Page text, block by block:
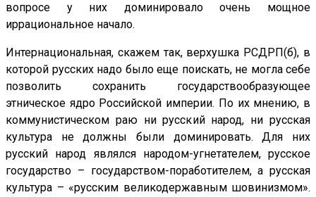
вопросе у них доминировало очень мощное
иррациональное начало.
Интернациональная, скажем так, верхушка РСДРП(б), в
которой русских надо было еще поискать, не могла себе
позволить сохранить государствообразующее
этническое ядро Российской империи. По их мнению, в
коммунистическом раю ни русский народ, ни русская
культура не должны были доминировать. Для них
русский народ являлся народом-угнетателем, русское
государство – государством-поработителем, а русская
культура – «русским великодержавным шовинизмом».